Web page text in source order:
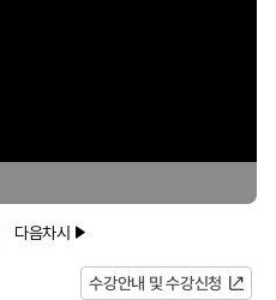
다음차시
수강안내 및 수강신청